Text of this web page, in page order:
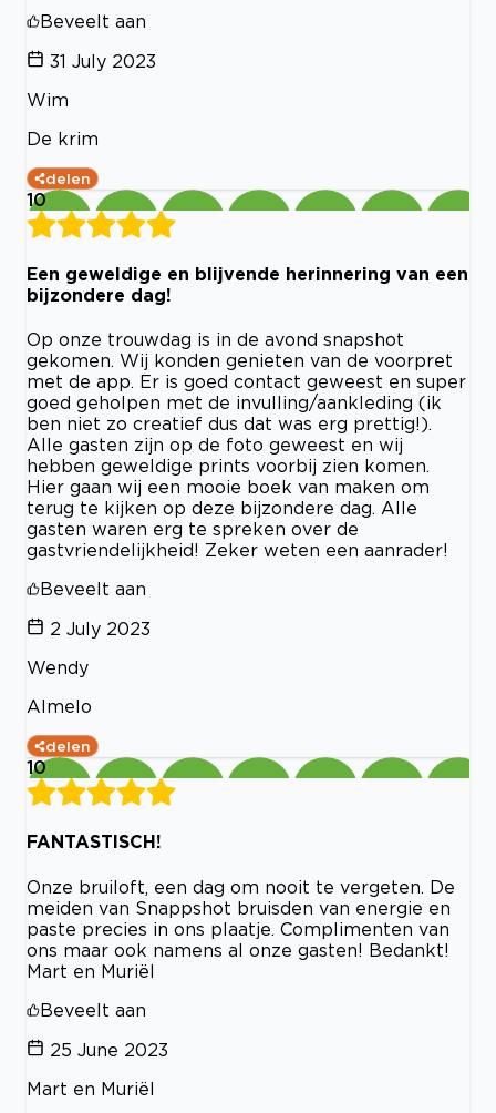
Beveelt aan
31 July 2023
Wim
De krim
delen
10
Een geweldige en blijvende herinnering van een
bijzondere dag!
Op onze trouwdag is in de avond snapshot
gekomen. Wij konden genieten van de voorpret
met de app. Er is goed contact geweest en super
goed geholpen met de invulling/aankleding (ik
ben niet zo creatief dus dat was erg prettig!).
Alle gasten zijn op de foto geweest en wij
hebben geweldige prints voorbij zien komen.
Hier gaan wij een mooie boek van maken om
terug te kijken op deze bijzondere dag. Alle
gasten waren erg te spreken over de
gastvriendelijkheid! Zeker weten een aanrader!
Beveelt aan
2 July 2023
Wendy
Almelo
delen
10
FANTASTISCH!
Onze bruiloft, een dag om nooit te vergeten. De
meiden van Snappshot bruisden van energie en
paste precies in ons plaatje. Complimenten van
ons maar ook namens al onze gasten! Bedankt!
Mart en Muriël
Beveelt aan
25 June 2023
Mart en Muriël